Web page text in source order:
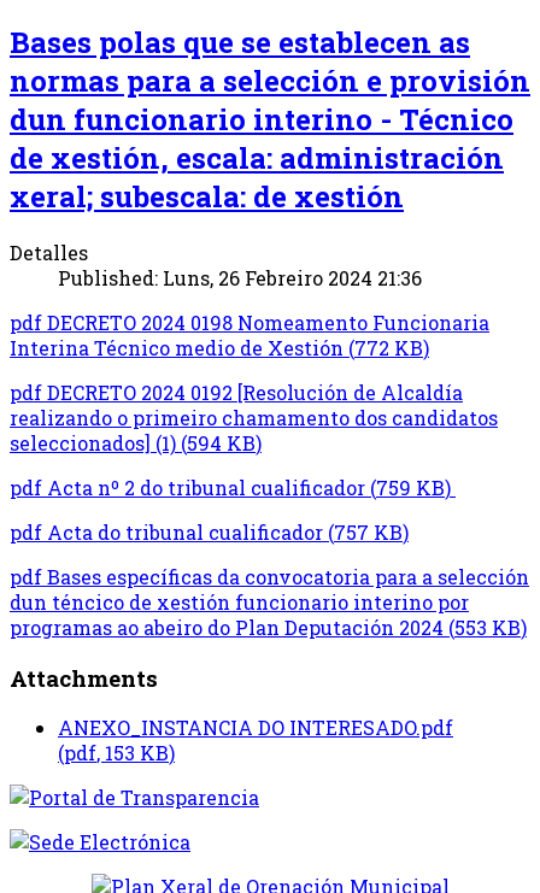
Bases polas que se establecen as
normas para a selección e provisión
dun funcionario interino - Técnico
de xestión, escala: administración
xeral; subescala: de xestión
Detalles
Published: Luns, 26 Febreiro 2024 21:36
pdfDECRETO 2024 0198 Nomeamento Funcionaria
Interina Técnico medio de Xestión (772 KB)
pdfDECRETO 2024 0192 [Resolución de Alcaldía
realizando o primeiro chamamento dos candidatos
seleccionados] (1) (594 KB)
pdf Acta nº 2 do tribunal cualificador (759 KB)
pdf Acta do tribunal cualificador (757 KB)
pdfBases específicas da convocatoria para a selección
dun téncico de xestión funcionario interino por
programas ao abeiro do Plan Deputación 2024 (553 KB)
Attachments
ANEXO_INSTANCIA DO INTERESADO.pdf
(pdf, 153 KB)